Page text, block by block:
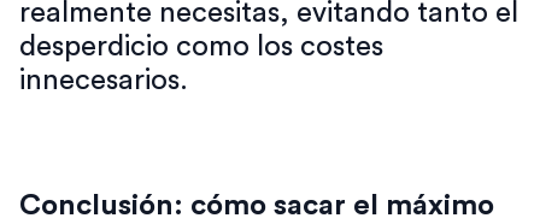
realmente necesitas, evitando tanto el
desperdicio como los costes
innecesarios.
Conclusión: cómo sacar el máximo